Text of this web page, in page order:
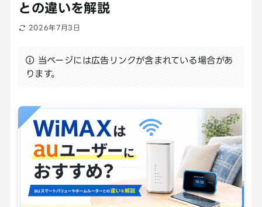
との違いを解説
2026年7月3日
当ページには広告リンクが含まれている場合があ
ります。